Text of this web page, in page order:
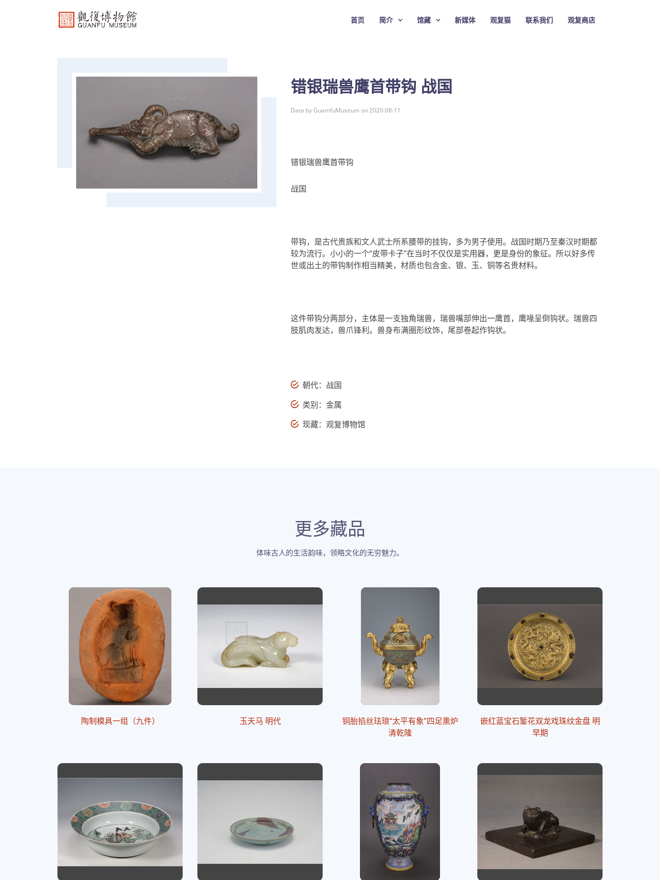
首页 简介 馆藏 新媒体 观复猫 联系我们 观复商店
错银瑞兽鹰首带钩 战国
Data by GuamfuMuseum on 2020-08-11
错银瑞兽鹰首带钩
战国
带钩，是古代贵族和文人武士所系腰带的挂钩，多为男子使用。战国时期乃至秦汉时期都
较为流行。小小的一个“皮带卡子”在当时不仅仅是实用器，更是身份的象征。所以好多传
世或出土的带钩制作相当精美，材质也包含金、银、玉、铜等名贵材料。
这件带钩分两部分，主体是一支独角瑞兽，瑞兽嘴部伸出一鹰首，鹰喙呈倒钩状。瑞兽四
肢肌肉发达，兽爪锋利。兽身布满圈形纹饰，尾部卷起作钩状。
朝代：战国
类别：金属
现藏：观复博物馆
更多藏品
体味古人的生活韵味，领略文化的无穷魅力。
陶制模具一组（九件） 玉天马 明代
铜胎掐丝珐琅“太平有象”四足熏炉
清乾隆
嵌红蓝宝石錾花双龙戏珠纹金盘 明
早期